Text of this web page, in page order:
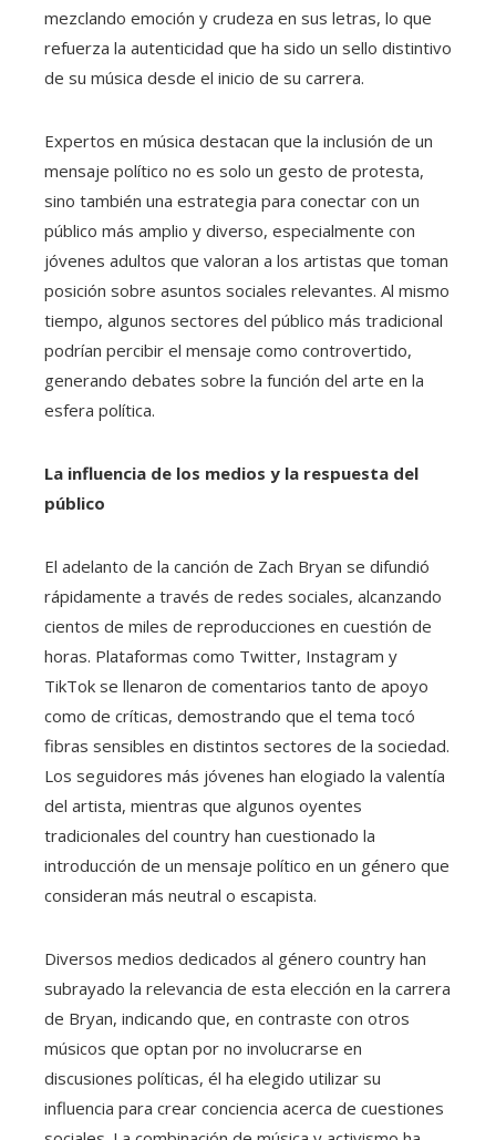
mezclando emoción y crudeza en sus letras, lo que
refuerza la autenticidad que ha sido un sello distintivo
de su música desde el inicio de su carrera.
Expertos en música destacan que la inclusión de un
mensaje político no es solo un gesto de protesta,
sino también una estrategia para conectar con un
público más amplio y diverso, especialmente con
jóvenes adultos que valoran a los artistas que toman
posición sobre asuntos sociales relevantes. Al mismo
tiempo, algunos sectores del público más tradicional
podrían percibir el mensaje como controvertido,
generando debates sobre la función del arte en la
esfera política.
La influencia de los medios y la respuesta del
público
El adelanto de la canción de Zach Bryan se difundió
rápidamente a través de redes sociales, alcanzando
cientos de miles de reproducciones en cuestión de
horas. Plataformas como Twitter, Instagram y
TikTok se llenaron de comentarios tanto de apoyo
como de críticas, demostrando que el tema tocó
fibras sensibles en distintos sectores de la sociedad.
Los seguidores más jóvenes han elogiado la valentía
del artista, mientras que algunos oyentes
tradicionales del country han cuestionado la
introducción de un mensaje político en un género que
consideran más neutral o escapista.
Diversos medios dedicados al género country han
subrayado la relevancia de esta elección en la carrera
de Bryan, indicando que, en contraste con otros
músicos que optan por no involucrarse en
discusiones políticas, él ha elegido utilizar su
influencia para crear conciencia acerca de cuestiones